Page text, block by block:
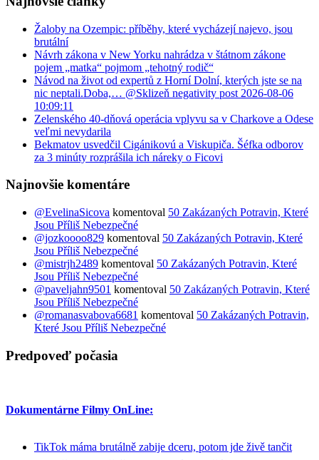
Žaloby na Ozempic: příběhy, které vycházejí najevo, jsou
brutální
Návrh zákona v New Yorku nahrádza v štátnom zákone
pojem „matka“ pojmom „tehotný rodič“
Návod na život od expertů z Horní Dolní, kterých jste se na
nic neptali.​Doba,… @Sklizeň negativity post 2026-08-06
10:09:11
Zelenského 40-dňová operácia vplyvu sa v Charkove a Odese
veľmi nevydarila
Bekmatov usvedčil Cigánikovú a Viskupiča. Šéfka odborov
za 3 minúty rozprášila ich náreky o Ficovi
Najnovšie komentáre
@EvelinaSicova komentoval 50 Zakázaných Potravin, Které
Jsou Příliš Nebezpečné
@jozkoooo829 komentoval 50 Zakázaných Potravin, Které
Jsou Příliš Nebezpečné
@mistrjh2489 komentoval 50 Zakázaných Potravin, Které
Jsou Příliš Nebezpečné
@paveljahn9501 komentoval 50 Zakázaných Potravin, Které
Jsou Příliš Nebezpečné
@romanasvabova6681 komentoval 50 Zakázaných Potravin,
Které Jsou Příliš Nebezpečné
Predpoveď počasia
Dokumentárne Filmy OnLine:
TikTok máma brutálně zabije dceru, potom jde živě tančit